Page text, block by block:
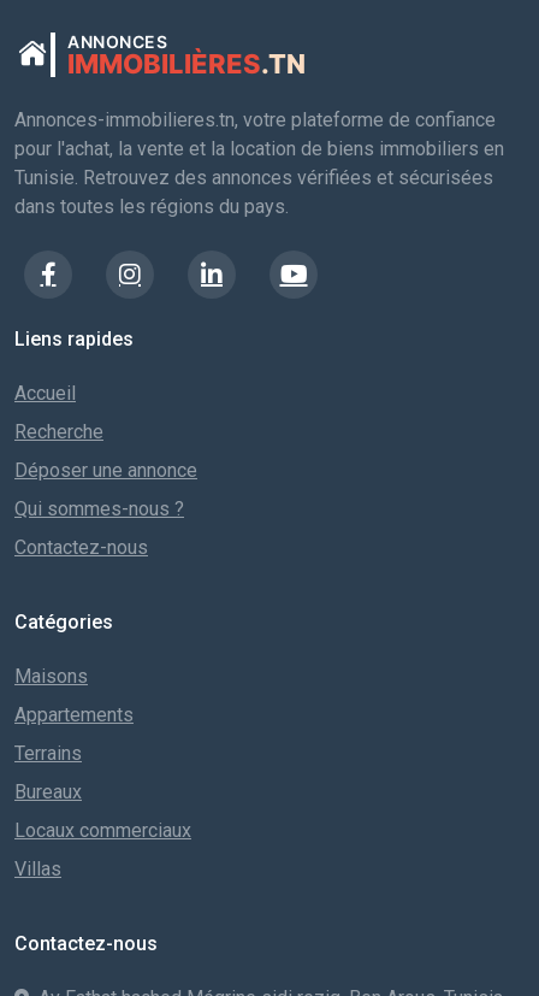
ANNONCES
IMMOBILIÈRES.TN
Annonces-immobilieres.tn, votre plateforme de confiance
pour l'achat, la vente et la location de biens immobiliers en
Tunisie. Retrouvez des annonces vérifiées et sécurisées
dans toutes les régions du pays.
Liens rapides
Accueil
Recherche
Déposer une annonce
Qui sommes-nous ?
Contactez-nous
Catégories
Maisons
Appartements
Terrains
Bureaux
Locaux commerciaux
Villas
Contactez-nous